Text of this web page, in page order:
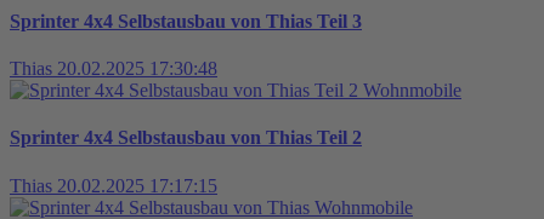
Sprinter 4x4 Selbstausbau von Thias Teil 3
Thias 20.02.2025 17:30:48
Wohnmobile
Sprinter 4x4 Selbstausbau von Thias Teil 2
Thias 20.02.2025 17:17:15
Wohnmobile